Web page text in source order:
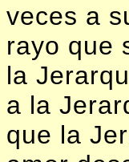
veces a
rayo que
la
a la
que la